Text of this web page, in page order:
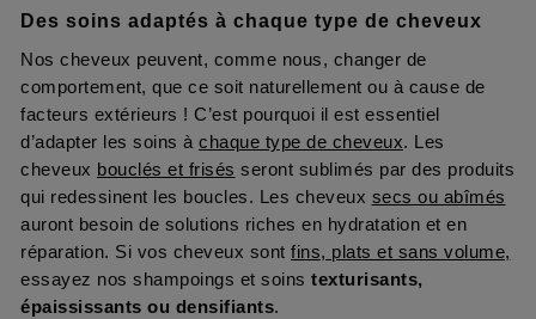
Des soins adaptés à chaque type de cheveux
Nos cheveux peuvent, comme nous, changer de
comportement, que ce soit naturellement ou à cause de
facteurs extérieurs ! C’est pourquoi il est essentiel
d’adapter les soins à chaque type de cheveux. Les
cheveux bouclés et frisés seront sublimés par des produits
qui redessinent les boucles. Les cheveux secs ou abîmés
auront besoin de solutions riches en hydratation et en
réparation. Si vos cheveux sont fins, plats et sans volume,
essayez nos shampoings et soins texturisants,
épaississants ou densifiants.